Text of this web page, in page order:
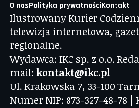
O nasPolityka prywatnościKontakt
Ilustrowany Kurier
telewizja internetowa,
regionalne.
Wydawca: IKC sp. z o.o.
mail: kontakt@ikc.pl
Ul. Krakowska 7, 33-100
Numer NIP: 873-327-48-78 |